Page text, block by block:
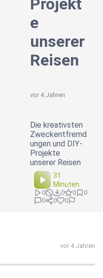
Projekt
e
unserer
Reisen
vor 4 Jahren
Die kreativsten
Zweckentfremd
ungen und DIY-
Projekte
unserer Reisen
31
Minuten
0 0 0
0
0
0 0
vor 4 Jahren